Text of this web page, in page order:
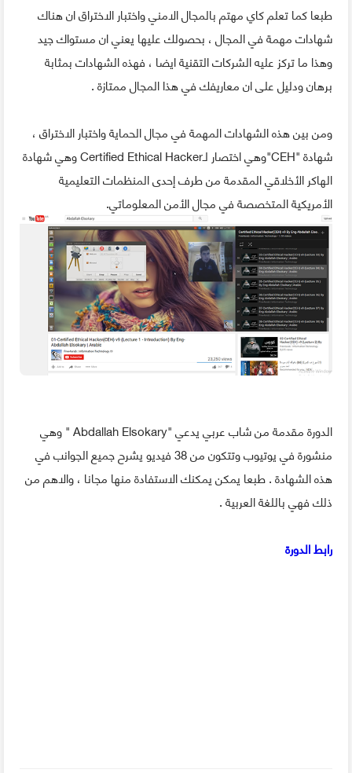
طبعا كما تعلم كاي مهتم بالمجال الامني واختبار الاختراق ان هناك
شهادات مهمة في المجال ، بحصولك عليها يعني ان مستواك جيد
وهذا ما تركز عليه الشركات التقنية ايضا ، فهذه الشهادات بمثابة
برهان ودليل على ان معاريفك في هذا المجال ممتازة .
ومن بين هذه الشهادات المهمة في مجال الحماية واختبار الاختراق ،
شهادة "CEH"وهي اختصار لـCertified Ethical Hacker وهي شهادة
الهاكر الأخلاقي المقدمة من طرف إحدى المنظمات التعليمية
الأمريكية المتخصصة في مجال الأمن المعلوماتي.
الدورة مقدمة من شاب عربي يدعي "Abdallah Elsokary " وهي
منشورة في يوتيوب وتتكون من 38 فيديو يشرح جميع الجوانب في
هذه الشهادة . طبعا يمكن يمكنك الاستفادة منها مجانا ، والاهم من
ذلك فهي باللغة العربية .
رابط الدورة